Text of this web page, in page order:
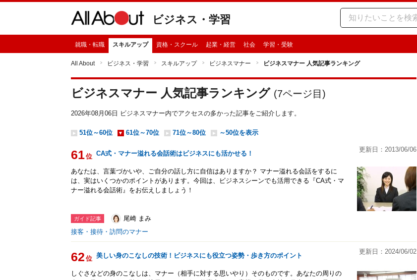
ビジネス・学習
就職・転職 スキルアップ 資格・スクール 起業・経営 社会 学習・受験
All About ビジネス・学習 スキルアップ ビジネスマナー ビジネスマナー 人気記事ランキング
ビジネスマナー 人気記事ランキング (7ページ目)
2026年08月06日 ビジネスマナー内でアクセスの多かった記事をご紹介します。
51位～60位 61位～70位 71位～80位 ～50位を表示
61位 CA式・マナー溢れる会話術はビジネスにも活かせる！
更新日：2013/06/06
あなたは、言葉づかいや、ご自分の話し方に自信はありますか？ マナー溢れる会話をするに
は、実はいくつかのポイントがあります。今回は、ビジネスシーンでも活用できる『CA式・マ
ナー溢れる会話術』をお伝えしましょう！
ガイド記事
尾崎 まみ
接客・接待・訪問のマナー
62 位 美しい身のこなしの技術！ビジネスにも役立つ姿勢・歩き方のポイント
更新日：2024/06/02
しぐさなどの身のこなしは、マナー（相手に対する思いやり）そのものです。あなたの周りの